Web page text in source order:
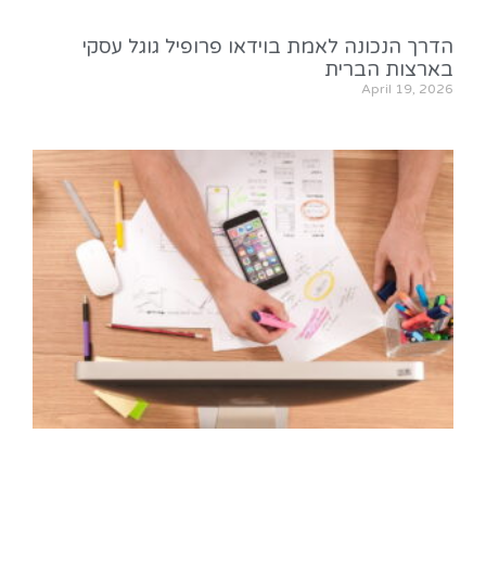
הדרך הנכונה לאמת בוידאו פרופיל גוגל עסקי
בארצות הברית
April 19, 2026